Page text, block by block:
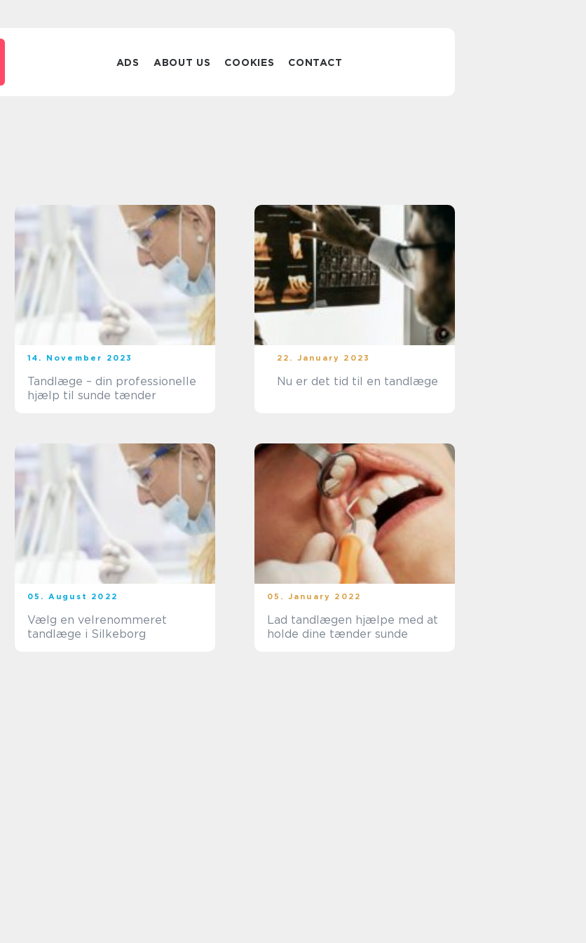
ADS ABOUT US COOKIES CONTACT
14. November 2023
Tandlæge – din professionelle
hjælp til sunde tænder
22. January 2023
Nu er det tid til en tandlæge
05. August 2022
Vælg en velrenommeret
tandlæge i Silkeborg
05. January 2022
Lad tandlægen hjælpe med at
holde dine tænder sunde